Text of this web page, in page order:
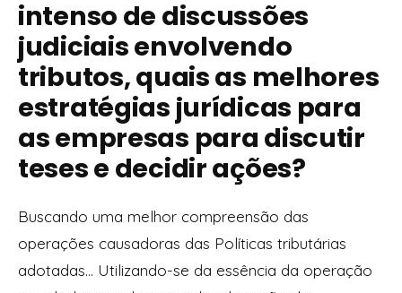
intenso de discussões
judiciais envolvendo
tributos, quais as melhores
estratégias jurídicas para
as empresas para discutir
teses e decidir ações?
Buscando uma melhor compreensão das
operações causadoras das Políticas tributárias
adotadas... Utilizando-se da essência da operação